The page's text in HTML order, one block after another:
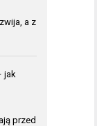
a z
jak
przed